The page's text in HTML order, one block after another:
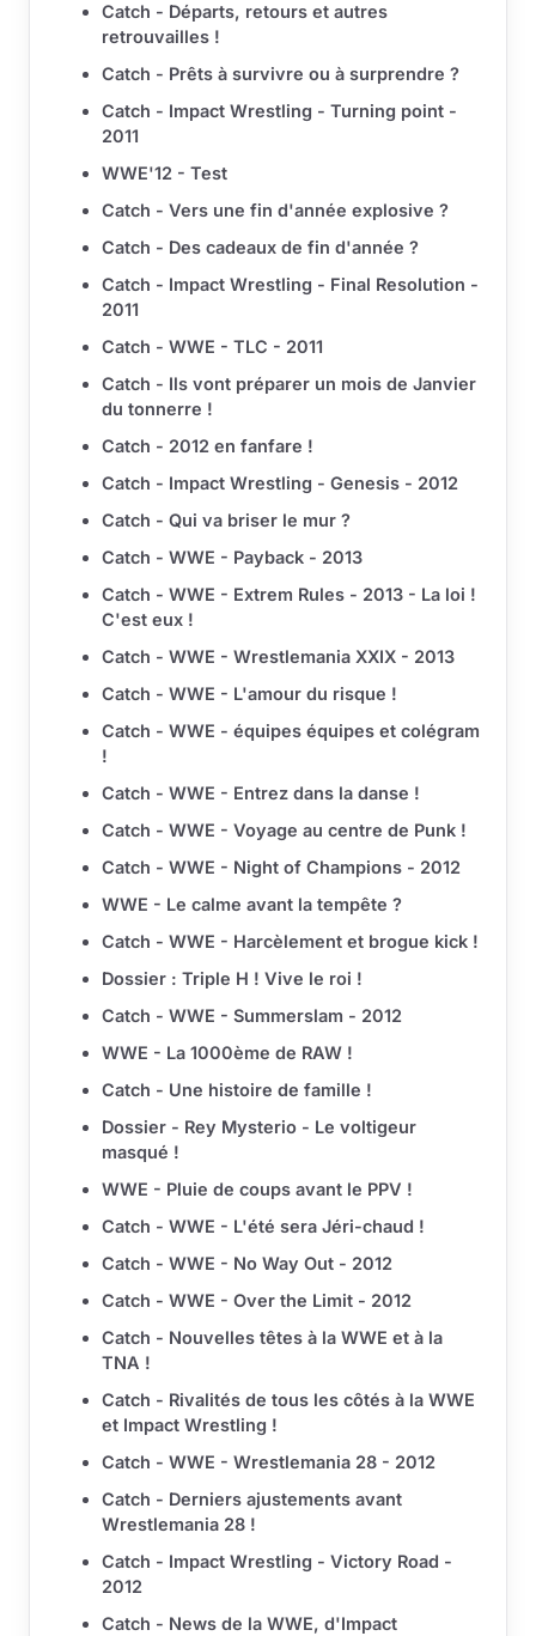
Catch - Départs, retours et autres
retrouvailles !
Catch - Prêts à survivre ou à surprendre ?
Catch - Impact Wrestling - Turning point -
2011
WWE'12 - Test
Catch - Vers une fin d'année explosive ?
Catch - Des cadeaux de fin d'année ?
Catch - Impact Wrestling - Final Resolution -
2011
Catch - WWE - TLC - 2011
Catch - Ils vont préparer un mois de Janvier
du tonnerre !
Catch - 2012 en fanfare !
Catch - Impact Wrestling - Genesis - 2012
Catch - Qui va briser le mur ?
Catch - WWE - Payback - 2013
Catch - WWE - Extrem Rules - 2013 - La loi !
C'est eux !
Catch - WWE - Wrestlemania XXIX - 2013
Catch - WWE - L'amour du risque !
Catch - WWE - équipes équipes et colégram
!
Catch - WWE - Entrez dans la danse !
Catch - WWE - Voyage au centre de Punk !
Catch - WWE - Night of Champions - 2012
WWE - Le calme avant la tempête ?
Catch - WWE - Harcèlement et brogue kick !
Dossier : Triple H ! Vive le roi !
Catch - WWE - Summerslam - 2012
WWE - La 1000ème de RAW !
Catch - Une histoire de famille !
Dossier - Rey Mysterio - Le voltigeur
masqué !
WWE - Pluie de coups avant le PPV !
Catch - WWE - L'été sera Jéri-chaud !
Catch - WWE - No Way Out - 2012
Catch - WWE - Over the Limit - 2012
Catch - Nouvelles têtes à la WWE et à la
TNA !
Catch - Rivalités de tous les côtés à la WWE
et Impact Wrestling !
Catch - WWE - Wrestlemania 28 - 2012
Catch - Derniers ajustements avant
Wrestlemania 28 !
Catch - Impact Wrestling - Victory Road -
2012
Catch - News de la WWE, d'Impact